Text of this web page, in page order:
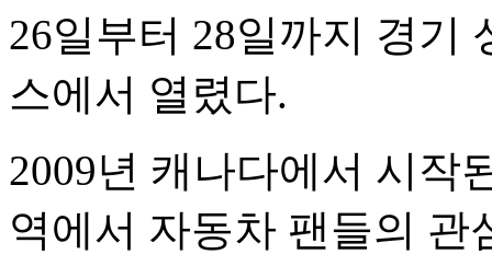
26일부터 28일까지 경기
스에서 열렸다.
2009년 캐나다에서 시작
역에서 자동차 팬들의 관